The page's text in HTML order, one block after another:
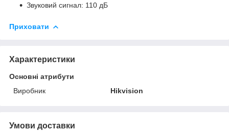
Звуковий сигнал: 110 дБ
Приховати
Характеристики
Основні атрибути
Виробник
Hikvision
Умови доставки